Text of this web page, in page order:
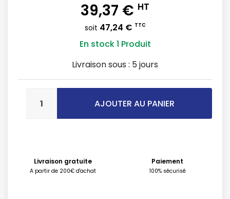
39,37 € HT
soit 47,24 € TTC
En stock1 Produit
Livraison sous : 5 jours
AJOUTER AU PANIER
Livraison gratuite
A partir de 200€ d'achat
Paiement
100% sécurisé